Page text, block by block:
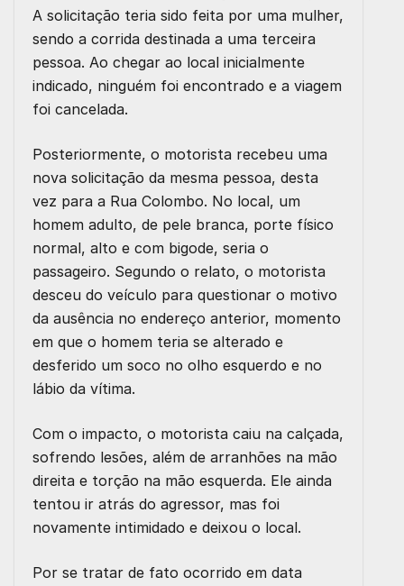
A solicitação teria sido feita por uma mulher,
sendo a corrida destinada a uma terceira
pessoa. Ao chegar ao local inicialmente
indicado, ninguém foi encontrado e a viagem
foi cancelada.
Posteriormente, o motorista recebeu uma
nova solicitação da mesma pessoa, desta
vez para a Rua Colombo. No local, um
homem adulto, de pele branca, porte físico
normal, alto e com bigode, seria o
passageiro. Segundo o relato, o motorista
desceu do veículo para questionar o motivo
da ausência no endereço anterior, momento
em que o homem teria se alterado e
desferido um soco no olho esquerdo e no
lábio da vítima.
Com o impacto, o motorista caiu na calçada,
sofrendo lesões, além de arranhões na mão
direita e torção na mão esquerda. Ele ainda
tentou ir atrás do agressor, mas foi
novamente intimidado e deixou o local.
Por se tratar de fato ocorrido em data